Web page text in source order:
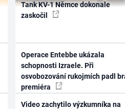
Tank KV-1 Němce dokonale
zaskočil
Operace Entebbe ukázala
schopnosti Izraele. Při
osvobozování rukojmích padl
premiéra
Video zachytilo výzkumníka na